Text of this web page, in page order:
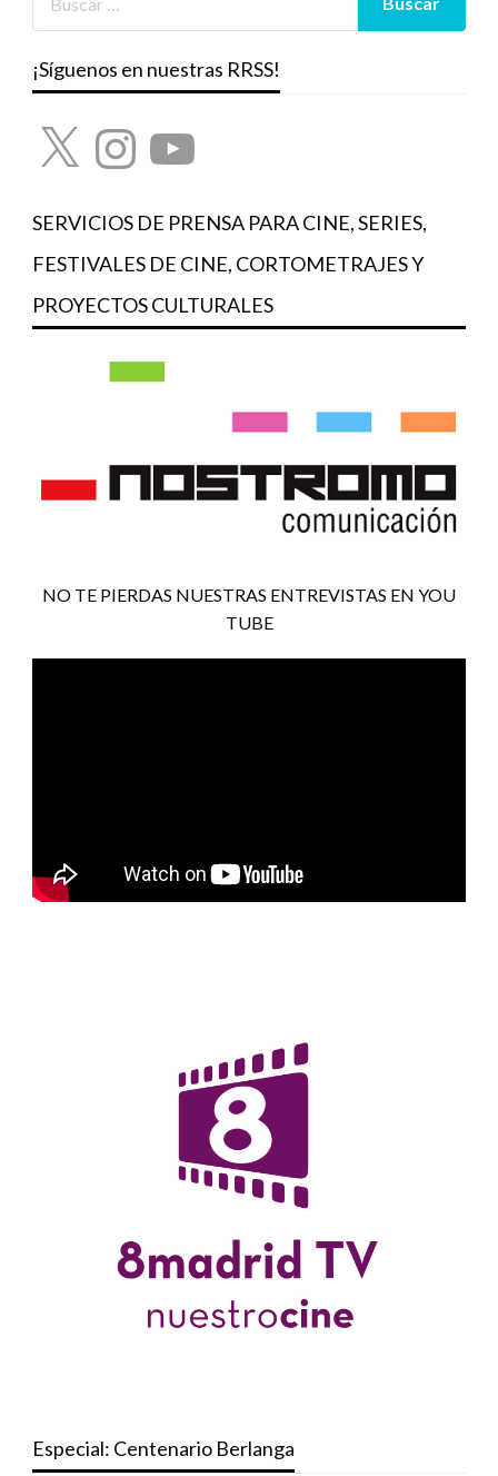
¡Síguenos en nuestras RRSS!
X InstagramYouTube
SERVICIOS DE PRENSA PARA CINE, SERIES,
FESTIVALES DE CINE, CORTOMETRAJES Y
PROYECTOS CULTURALES
NO TE PIERDAS NUESTRAS ENTREVISTAS EN YOU
TUBE
Especial: Centenario Berlanga